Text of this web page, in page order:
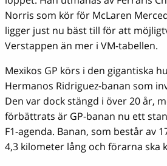
Norris som kör för McLaren
ligger just nu bäst till för att
Verstappen än mer i VM-tabellen.
Mexikos GP körs i den gigantiska
Hermanos Ridriguez-banan som
Den var dock stängd i över 20 år,
förbättrats är GP-banan nu ett
F1-agenda. Banan, som består av
4,3 kilometer lång och förarna ska